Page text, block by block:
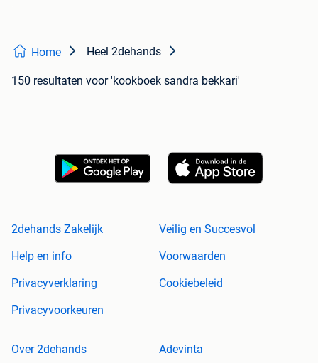
Home Heel 2dehands
150 resultaten voor 'kookboek sandra bekkari'
2dehands Zakelijk
Veilig en Succesvol
Help en info
Voorwaarden
Privacyverklaring
Cookiebeleid
Privacyvoorkeuren
Over 2dehands Adevinta